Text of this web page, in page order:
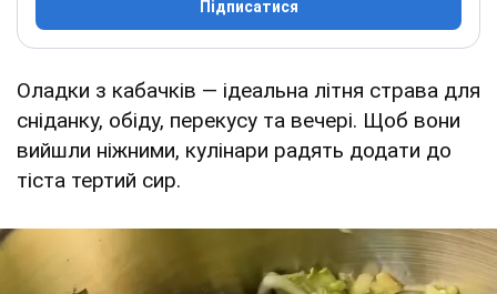
Підписатися
Оладки з кабачків — ідеальна літня страва для
сніданку, обіду, перекусу та вечері. Щоб вони
вийшли ніжними, кулінари радять додати до
тіста тертий сир.